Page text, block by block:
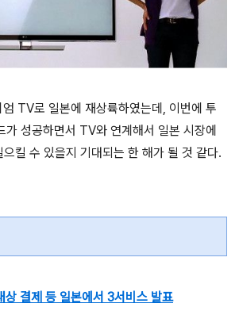
TV로 일본에 재상륙하였는데, 이번에 투
가 성공하면서 TV와 연계해서 일본 시장에
킬 수 있을지 기대되는 한 해가 될 것 같다.
상 결제 등 일본에서 3서비스 발표